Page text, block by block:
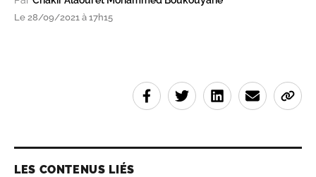
Le 28/09/2021 à 17h15
LES CONTENUS LIÉS